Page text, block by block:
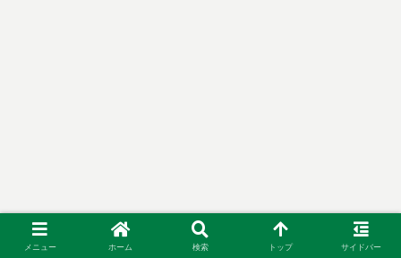
メニュー ホーム 検索 トップ サイドバー